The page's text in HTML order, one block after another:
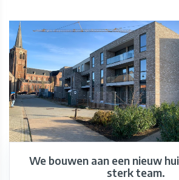
We bouwen aan een nieuw
sterk team.